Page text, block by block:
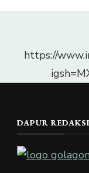
https://
DAPUR REDAKSI